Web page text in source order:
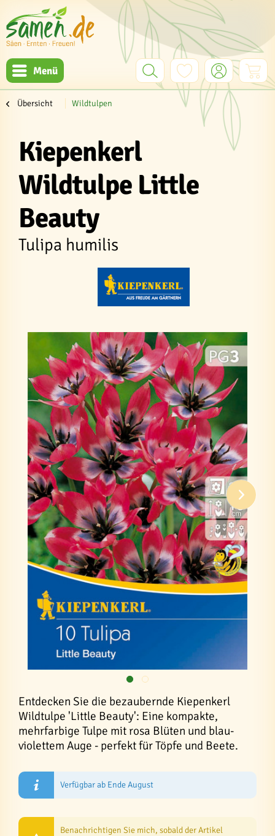
Menü
Übersicht Wildtulpen
Kiepenkerl
Wildtulpe Little
Beauty
Tulipa humilis
Entdecken Sie die bezaubernde Kiepenkerl
Wildtulpe 'Little Beauty': Eine kompakte,
mehrfarbige Tulpe mit rosa Blüten und blau-
violettem Auge - perfekt für Töpfe und Beete.
Verfügbar ab Ende August
Benachrichtigen Sie mich, sobald der Artikel